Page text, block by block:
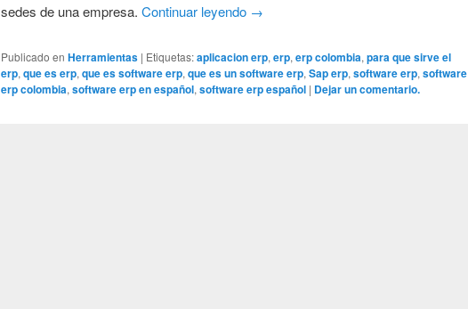
sedes de una empresa.Continuar leyendo →
Publicado en Herramientas | Etiquetas:aplicacion erp,erp,erp colombia,para que sirve el
erp,que es erp,que es software erp,que es un software erp,Sap erp,software erp,software
erp colombia,software erp en español,software erp español | Dejar un comentario.